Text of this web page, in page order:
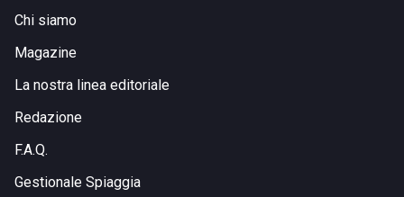
Chi siamo
Magazine
La nostra linea editoriale
Redazione
F.A.Q.
Gestionale Spiaggia